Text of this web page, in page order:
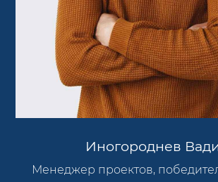
Иногороднев
Менеджер проектов,